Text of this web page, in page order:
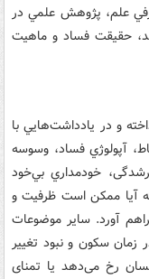
علم، پژوهش علمي در
حقیقت فساد و ماهیت
و در يادداشت‌هايي با
آپولوژي فساد، وسوسه
خودمداري بي‌خود
آیا ممکن است ظرفیت و
آورد. ساير موضوعات
زمان سکون و نبود تغییر
رخ می‌دهد یا تمنای